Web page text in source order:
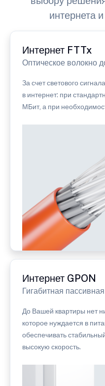
интернета
Интернет FTTx
Оптическое волокно
За счет светового
в интернет: при
МБит, а при
Интернет GPON
Гигабитная
До Вашей квартиры нет
которое нуждается в
обеспечивать
высокую скорость.